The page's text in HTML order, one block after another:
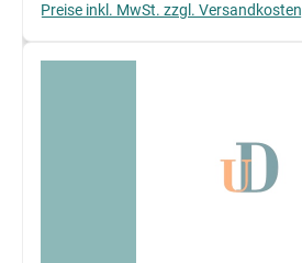
Preise inkl. MwSt. zzgl. Versandkosten